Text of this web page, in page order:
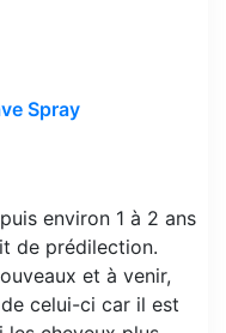
Spray
environ 1 à 2 ans
de prédilection.
et à venir,
celui-ci car il est